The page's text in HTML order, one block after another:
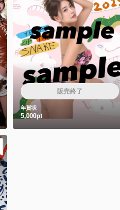
販売終了
年賀状
5,000pt